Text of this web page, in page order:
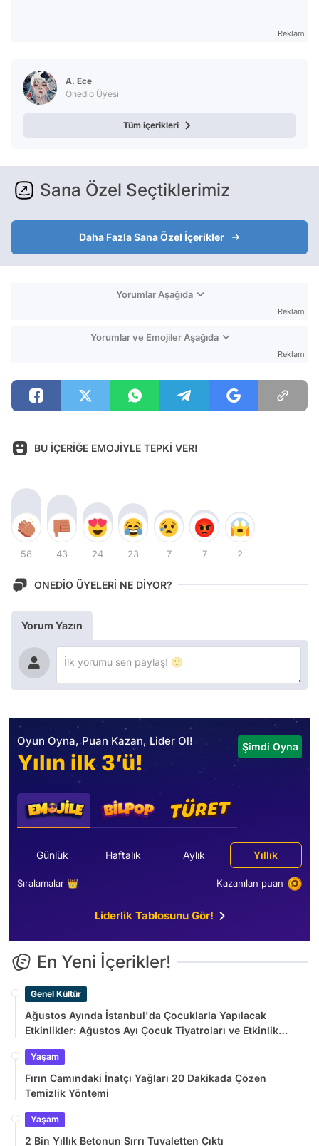
Reklam
A. Ece
Onedio Üyesi
Tüm içerikleri
Sana Özel Seçtiklerimiz
Daha Fazla Sana Özel İçerikler
Yorumlar Aşağıda
Reklam
Yorumlar ve Emojiler Aşağıda
Reklam
BU İÇERİĞE EMOJİYLE TEPKİ VER!
58 43 24 23 7 7 2
ONEDİO ÜYELERİ NE DİYOR?
Yorum Yazın
Oyun Oyna, Puan Kazan, Lider Ol!
Yılın ilk 3’ü!
Şimdi Oyna
Günlük Haftalık Aylık Yıllık
Sıralamalar 👑 Kazanılan puan
Liderlik Tablosunu Gör!
En Yeni İçerikler!
Genel Kültür
Ağustos Ayında İstanbul'da Çocuklarla Yapılacak
Etkinlikler: Ağustos Ayı Çocuk Tiyatroları ve Etkinlik
Yaşam
Fırın Camındaki İnatçı Yağları 20 Dakikada Çözen
Temizlik Yöntemi
Yaşam
2 Bin Yıllık Betonun Sırrı Tuvaletten Çıktı